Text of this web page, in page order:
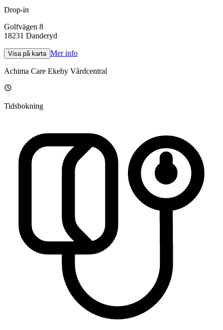
Drop-in
Golfvägen 8
18231 Danderyd
Visa på karta Mer info
Achima Care Ekeby Vårdcentral
Tidsbokning